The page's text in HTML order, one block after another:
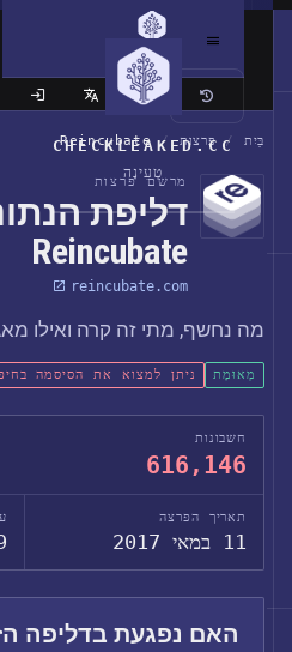
CHECKLEAKED.CC
טְעִינָה
האתר הקלאסי
/ פרצות /
Reincubate
מרשם פרצות
דליפת
Reincubate
reincubate.com
מה נחשף, מתי זה קרה ואילו
מְאוּמָת ניתן למצוא את הסיסמה בחיפוש
חשבונות
616,146
תאריך הפרצה
11 במאי 2017 29 באוקטובר 2020
האם נפגעת בדליפה